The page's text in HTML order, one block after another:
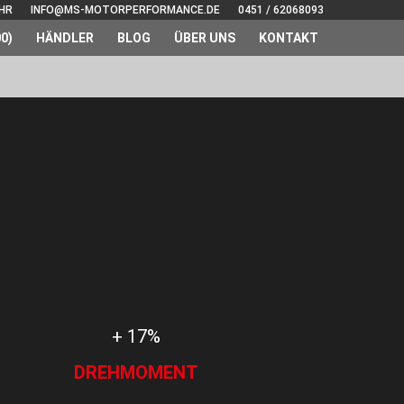
INFO@MS-MOTORPERFORMANCE.DE 0451 / 62068093
HÄNDLER BLOG ÜBER UNS KONTAKT
+ 17%
DREHMOMENT